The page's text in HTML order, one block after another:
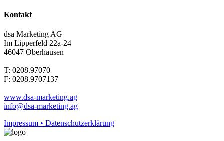
Kontakt
dsa Marketing AG
Im Lipperfeld 22a-24
46047 Oberhausen
T: 0208.97070
F: 0208.9707137
www.dsa-marketing.ag
info@dsa-marketing.ag
Impressum • Datenschutzerklärung